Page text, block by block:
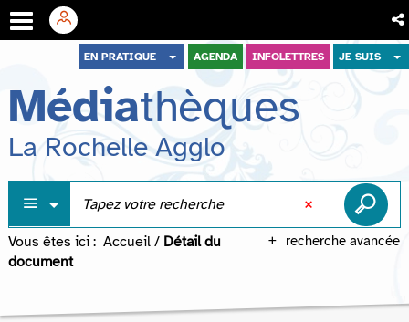
menu
contenu
recherche
EN PRATIQUE AGENDA INFOLETTRES JE SUIS
Médiathèques
La Rochelle Agglo
recherche avancée
Vous êtes ici : Accueil / Détail du
document